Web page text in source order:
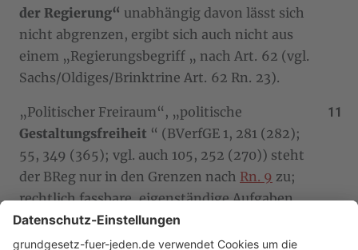
der Regierung“ unabhängig davon lässt sich
nicht abgrenzen, ergibt sich auch nicht aus
einem „Regierungsbegriff „ nach Art. 62 (vgl.
Sachs/Oldiges/Brinktrine Art. 62 Rn. 23).
„Politischer Freiraum“, „politische
Gestaltungsfreiheit “ (BVerfGE 1, 281 (282);
55, 349 (365); vgl. auch 105, 252 (270)) steht
der BReg nur in den Grenzen nach Rn. 9 zu;
rechtlich fassbare, eigenständige Aufgaben
und/oder Befugnisse lassen sich allein aus
jenen Begriffen nicht entwickeln. Sie sollten,